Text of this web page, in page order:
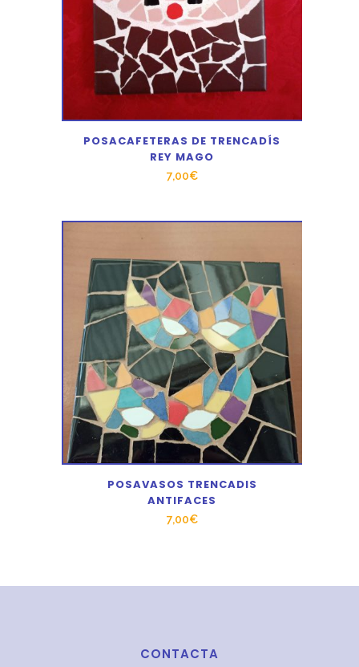
POSACAFETERAS DE TRENCADÍS
REY MAGO
7,00€
POSAVASOS TRENCADIS
ANTIFACES
7,00€
CONTACTA